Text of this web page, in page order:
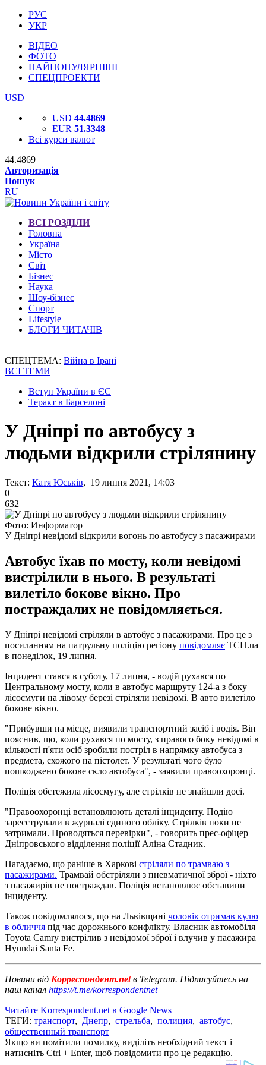
РУС
УКР
ВІДЕО
ФОТО
НАЙПОПУЛЯРНІШІ
СПЕЦПРОЕКТИ
USD
USD 44.4869
EUR 51.3348
Всі курси валют
44.4869
Авторизація
Пошук
RU
ВСІ РОЗДІЛИ
Головна
Україна
Місто
Світ
Бізнес
Наука
Шоу-бізнес
Спорт
Lifestyle
БЛОГИ ЧИТАЧІВ
СПЕЦТЕМА: Війна в Ірані
ВСІ ТЕМИ
Вступ України в ЄС
Теракт в Барселоні
У Дніпрі по автобусу з
людьми відкрили стрілянину
Текст: Катя Юськів, 19 липня 2021, 14:03
0
632
Фото: Информатор
У Дніпрі невідомі відкрили вогонь по автобусу з пасажирами
Автобус їхав по мосту, коли невідомі
вистрілили в нього. В результаті
вилетіло бокове вікно. Про
постраждалих не повідомляється.
У Дніпрі невідомі стріляли в автобус з пасажирами. Про це з
посиланням на патрульну поліцію регіону повідомляє ТСН.uа
в понеділок, 19 липня.
Інцидент стався в суботу, 17 липня, - водій рухався по
Центральному мосту, коли в автобус маршруту 124-а з боку
лісосмуги на лівому березі стріляли невідомі. В авто вилетіло
бокове вікно.
"Прибувши на місце, виявили транспортний засіб і водія. Він
пояснив, що, коли рухався по мосту, з правого боку невідомі в
кількості п'яти осіб зробили постріл в напрямку автобуса з
предмета, схожого на пістолет. У результаті чого було
пошкоджено бокове скло автобуса", - заявили правоохоронці.
Поліція обстежила лісосмугу, але cтрілків не знайшли досі.
"Правоохоронці встановлюють деталі інциденту. Подію
зареєстрували в журналі єдиного обліку. Стрілків поки не
затримали. Проводяться перевірки", - говорить прес-офіцер
Дніпровського відділення поліції Аліна Стадник.
Нагадаємо, що раніше в Харкові стріляли по трамваю з
пасажирами. Трамвай обстріляли з пневматичної зброї - ніхто
з пасажирів не постраждав. Поліція встановлює обставини
інциденту.
Також повідомлялося, що на Львівщині чоловік отримав кулю
в обличчя під час дорожнього конфлікту. Власник автомобіля
Toyota Camry вистрілив з невідомої зброї і влучив у пасажира
Hyundai Santa Fe.
Новини від Корреспондент.netв Telegram. Підписуйтесь на
наш канал https://t.me/korrespondentnet
Читайте Korrespondent.net в Google News
ТЕГИ: транспорт, Днепр, стрельба, полиция, автобус,
общественный транспорт
Якщо ви помітили помилку, виділіть необхідний текст і
натисніть Ctrl + Enter, щоб повідомити про це редакцію.